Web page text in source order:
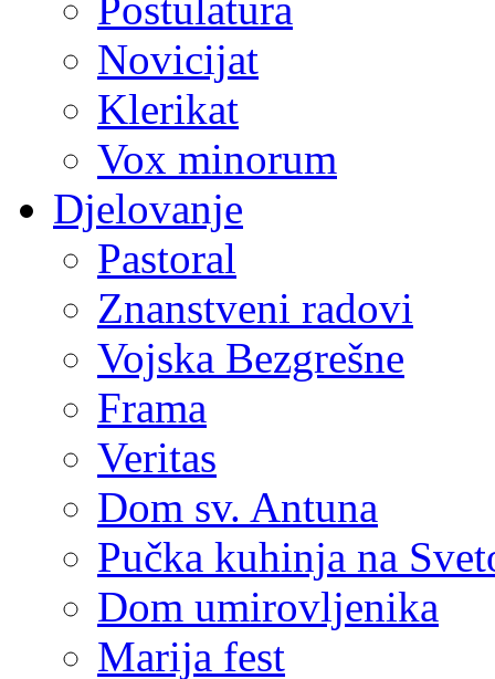
Novicijat
Klerikat
Vox minorum
Djelovanje
Pastoral
Znanstveni radovi
Vojska Bezgrešne
Frama
Veritas
Dom sv. Antuna
Pučka kuhinja na
Dom umirovljenika
Marija fest